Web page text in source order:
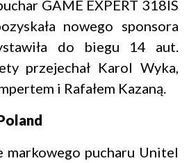
GAME EXPERT 318IS
nowego sponsora
do biegu 14 aut.
przejechał Karol Wyka,
i Rafałem Kazaną.
markowego pucharu Unitel